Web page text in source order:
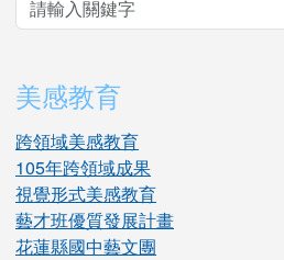
美感教育
跨領域美感教育
105年跨領域成果
視覺形式美感教育
藝才班優質發展計畫
花蓮縣國中藝文團